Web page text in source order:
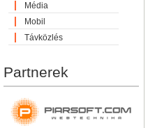
Média
Mobil
Távközlés
Partnerek